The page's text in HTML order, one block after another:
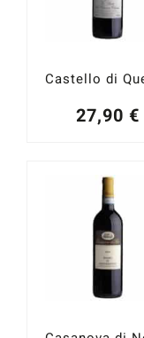
27,90 €